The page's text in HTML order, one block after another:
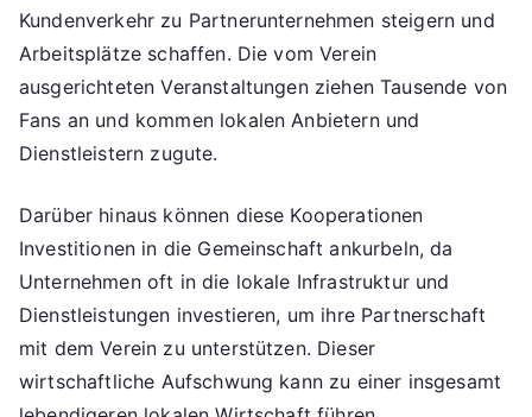
Kundenverkehr zu Partnerunternehmen steigern und
Arbeitsplätze schaffen. Die vom Verein
ausgerichteten Veranstaltungen ziehen Tausende von
Fans an und kommen lokalen Anbietern und
Dienstleistern zugute.
Darüber hinaus können diese Kooperationen
Investitionen in die Gemeinschaft ankurbeln, da
Unternehmen oft in die lokale Infrastruktur und
Dienstleistungen investieren, um ihre Partnerschaft
mit dem Verein zu unterstützen. Dieser
wirtschaftliche Aufschwung kann zu einer insgesamt